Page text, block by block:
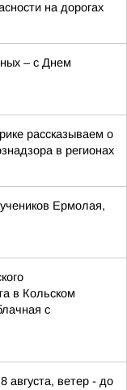
на дорогах
– с Днем
рассказываем о
в регионах
Ермолая,
в Кольском
с
августа, ветер - до